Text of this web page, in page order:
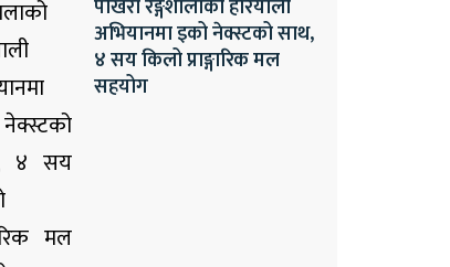
पोखरा रङ्गशालाको हरियाली
अभियानमा इको नेक्स्टको साथ,
४ सय किलो प्राङ्गारिक मल
सहयोग